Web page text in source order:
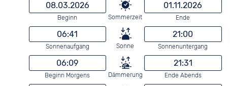
08.03.2026
Beginn Sommerzeit
01.11.2026
Ende
06:41
Sonnenaufgang Sonne
21:00
Sonnenuntergang
06:09
Beginn Morgens Dämmerung
21:31
Ende Abends